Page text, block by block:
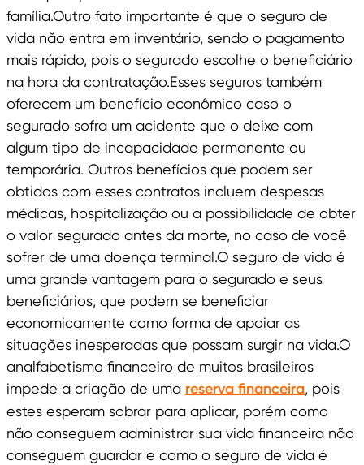
família.Outro fato importante é que o seguro de
vida não entra em inventário, sendo o pagamento
mais rápido, pois o segurado escolhe o beneficiário
na hora da contratação.Esses seguros também
oferecem um benefício econômico caso o
segurado sofra um acidente que o deixe com
algum tipo de incapacidade permanente ou
temporária. Outros benefícios que podem ser
obtidos com esses contratos incluem despesas
médicas, hospitalização ou a possibilidade de obter
o valor segurado antes da morte, no caso de você
sofrer de uma doença terminal.O seguro de vida é
uma grande vantagem para o segurado e seus
beneficiários, que podem se beneficiar
economicamente como forma de apoiar as
situações inesperadas que possam surgir na vida.O
analfabetismo financeiro de muitos brasileiros
impede a criação de uma reserva financeira, pois
estes esperam sobrar para aplicar, porém como
não conseguem administrar sua vida financeira não
conseguem guardar e como o seguro de vida é